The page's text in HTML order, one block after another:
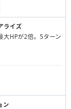
ライズ
大HPが2倍。5ターン
ン